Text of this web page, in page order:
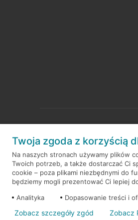
© 2026 Credit Agricole Bank
Twoja zgoda z korzyścią
Na naszych stronach używamy plików
Twoich potrzeb, a także dostarczać Ci
cookie – poza plikami niezbędnymi do
będziemy mogli prezentować Ci lepiej
Analityka
Dopasowanie treści i
Zobacz szczegóły zgód Zobacz